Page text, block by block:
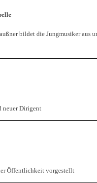
bildet die Jungmusiker aus
neuer Dirigent
Öffentlichkeit vorgestellt